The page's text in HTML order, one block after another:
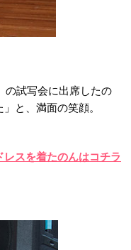
の試写会に出席したの
と、満面の笑顔。
スを着たのんはコチラ